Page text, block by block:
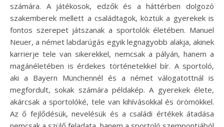
számára. A játékosok, edzők és a háttérben dolgozó
szakemberek mellett a családtagok, köztük a gyerekek is
fontos szerepet játszanak a sportolók életében. Manuel
Neuer, a német labdarúgás egyik legnagyobb alakja, akinek
karrierje tele van sikerekkel, nemcsak a pályán, hanem a
magánéletében is érdekes történetekkel bír. A sportoló,
aki a Bayern Münchennél és a német válogatottnál is
megfordult, sokak számára példakép. A gyerekek élete,
akárcsak a sportolóké, tele van kihívásokkal és örömökkel.
Az ő fejlődésük, nevelésük és a családi értékek átadása